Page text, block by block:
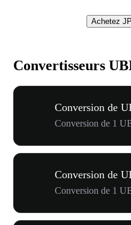
Achetez
Convertisseurs
Conversion de
Conversion de 1
Conversion de
Conversion de 1